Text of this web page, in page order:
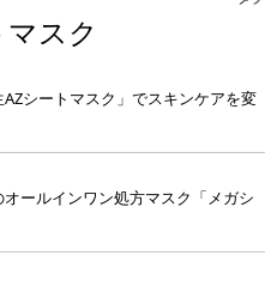
連載
UP 筋肉
女の本音
調査結果
頭皮ケア
スク
シートマスク」でスキンケアを変
ールインワン処方マスク「メガシ